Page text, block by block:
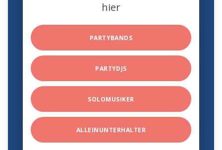
hier
PARTYBANDS
PARTYDJS
SOLOMUSIKER
ALLEINUNTERHALTER